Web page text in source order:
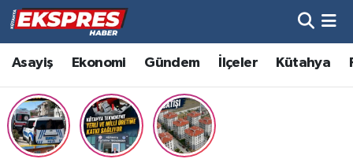
Asayiş Ekonomi Gündem İlçeler Kütahya
Altıntaş
Asayiş
Aslanapa
Hava Durumu
Trafik Durumu
Süper Lig Puan Durumu ve Fikstür